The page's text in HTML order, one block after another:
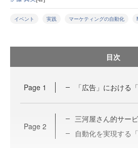
イベント 実践 マーケティングの自動化
目次
Page 1 「広告」における
Page 2
三河屋さん的サー
自動化を実現する